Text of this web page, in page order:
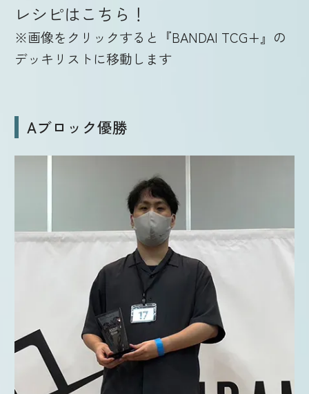
レシピはこちら！
※画像をクリックすると『BANDAI TCG+』の
デッキリストに移動します
Aブロック優勝